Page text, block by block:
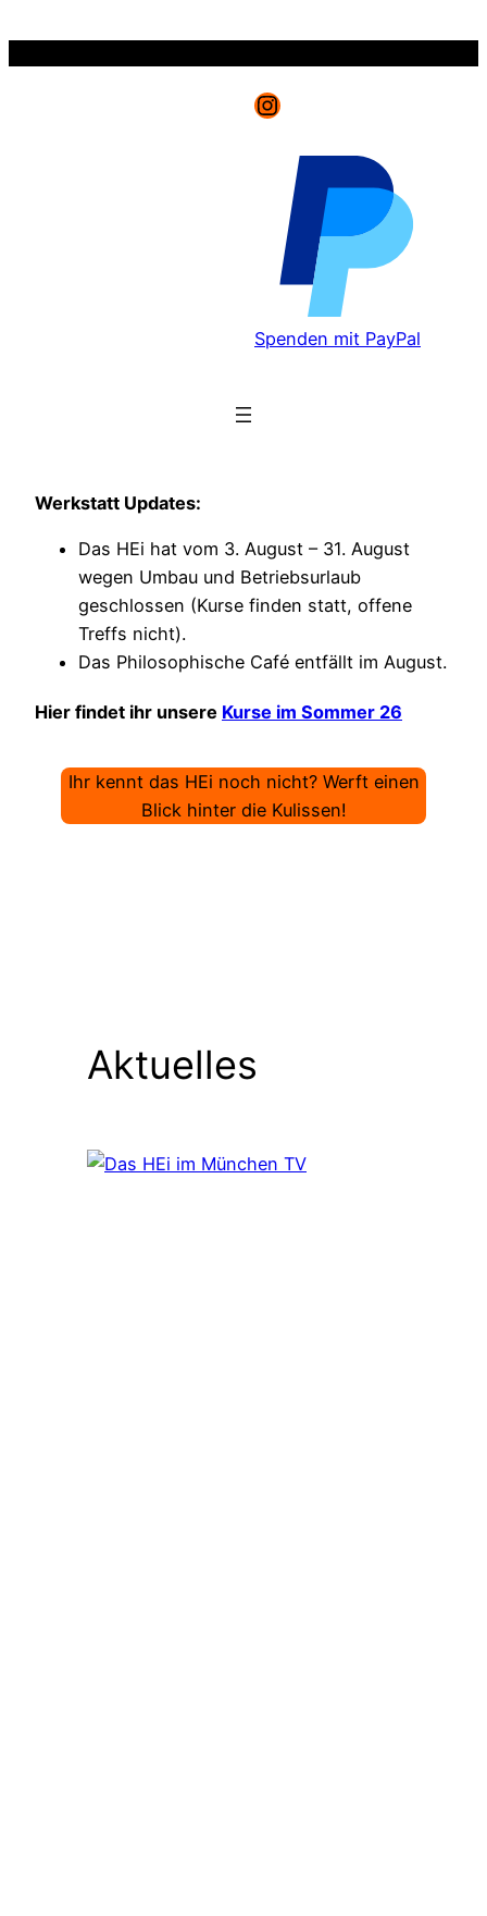
Instagram
Spenden mit PayPal
Werkstatt Updates:
Das HEi hat vom 3. August – 31. August
wegen Umbau und Betriebsurlaub
geschlossen (Kurse finden statt, offene
Treffs nicht).
Das Philosophische Café entfällt im August.
Hier findet ihr unsere Kurse im Sommer 26
Ihr kennt das HEi noch nicht? Werft einen
Blick hinter die Kulissen!
Aktuelles